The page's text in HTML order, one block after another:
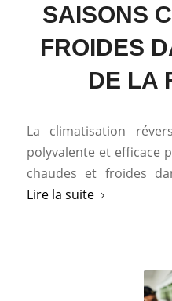
SAISONS
FROIDES
DE LA
La climatisation
polyvalente et efficace
chaudes et froides
Lire la suite